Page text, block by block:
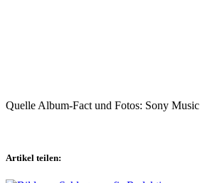
Quelle Album-Fact und Fotos: Sony Music
Artikel teilen: